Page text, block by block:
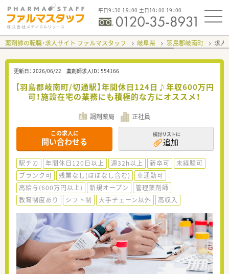
平日9：30-19：00 土日10：00-19：00
薬剤師の転職・求人サイト ファルマスタッフ 岐阜県 羽島郡岐南町 求人
更新日： 2026/06/22 薬剤師求人ID： 554166
【羽島郡岐南町/切通駅】年間休日124日♪年収600万円
可！施設在宅の業務にも積極的な方にオススメ！
調剤薬局 正社員
この求人に
問い合わせる
検討リストに
追加
駅チカ 年間休日120日以上 週32h以上 新卒可
未経験可
ブランク可
残業なし(ほぼなし含む)
車通勤可
高給与(600万円以上)
新規オープン
管理薬剤師
教育制度あり
シフト制 大手チェーン以外 高収入